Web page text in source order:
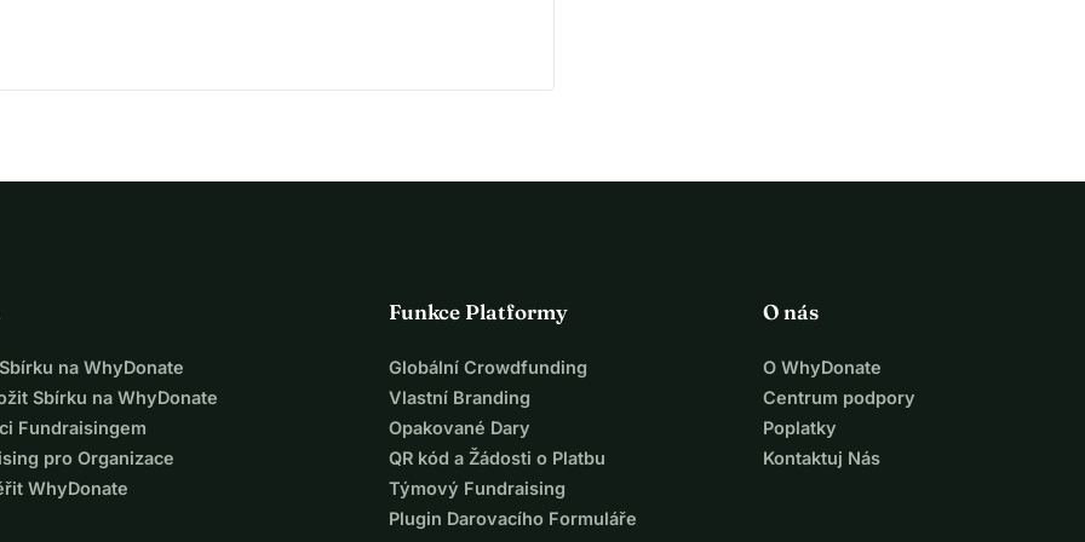
ekonomické příležitosti pro lidi naší komunity.
dveřmi doufáme, že inspirujeme naše sousedy, aby se
můžeme hory přenášet, společně proměňujeme sny ve
na WhyDonate
Sbírku na WhyDonate
Fundraisingem
pro Organizace
WhyDonate
Funkce Platformy
Globální Crowdfunding
Vlastní Branding
Opakované Dary
QR kód a Žádosti o Platbu
Týmový Fundraising
Plugin Darovacího Formuláře
O nás
O WhyDonate
Centrum podpory
Poplatky
Kontaktuj Nás